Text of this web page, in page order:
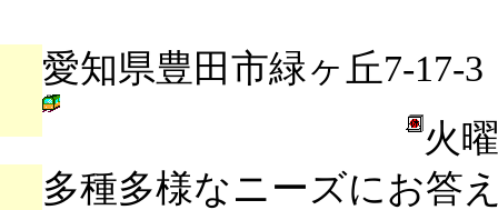
愛知県豊田市緑ヶ丘7-17-3
火
多種多様なニーズにお答